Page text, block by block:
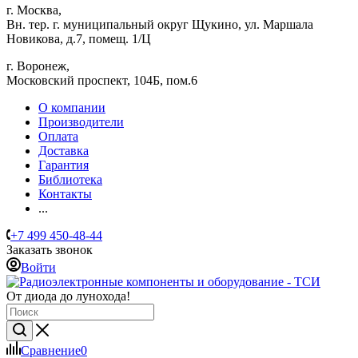
г. Москва,
Вн. тер. г. муниципальный округ Щукино, ул. Маршала
Новикова, д.7, помещ. 1/Ц
г. Воронеж,
​Московский проспект, 104Б, пом.6
О компании
Производители
Оплата
Доставка
Гарантия
Библиотека
Контакты
...
+7 499 450-48-44
Заказать звонок
Войти
От диода до лунохода!
Сравнение0